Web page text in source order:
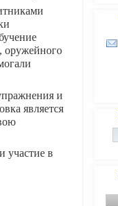
оружейного
и
является
участие в